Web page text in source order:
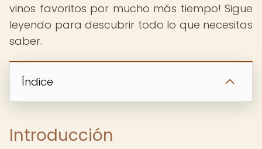
vinos favoritos por mucho más tiempo! Sigue
leyendo para descubrir todo lo que necesitas
saber.
Índice
Introducción